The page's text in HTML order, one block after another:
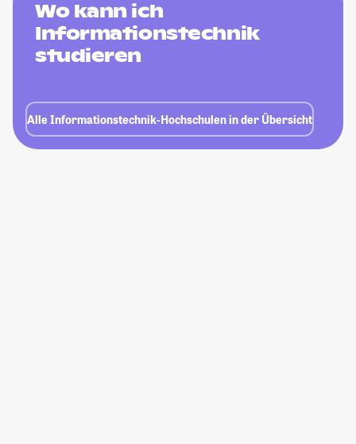
Wo kann ich
Informationstechnik
studieren
Alle Informationstechnik-Hochschulen in der Übersicht